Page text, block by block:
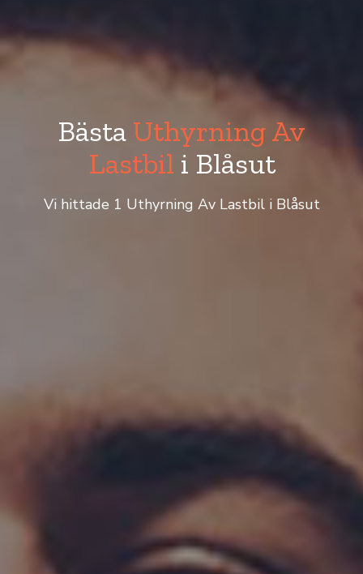
Bästa Uthyrning Av
Lastbil i Blåsut
Vi hittade 1 Uthyrning Av Lastbil i Blåsut